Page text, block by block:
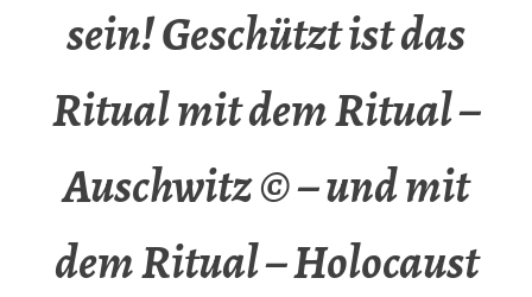
sein! Geschützt ist das
Ritual mit dem Ritual –
Auschwitz © – und mit
dem Ritual – Holocaust